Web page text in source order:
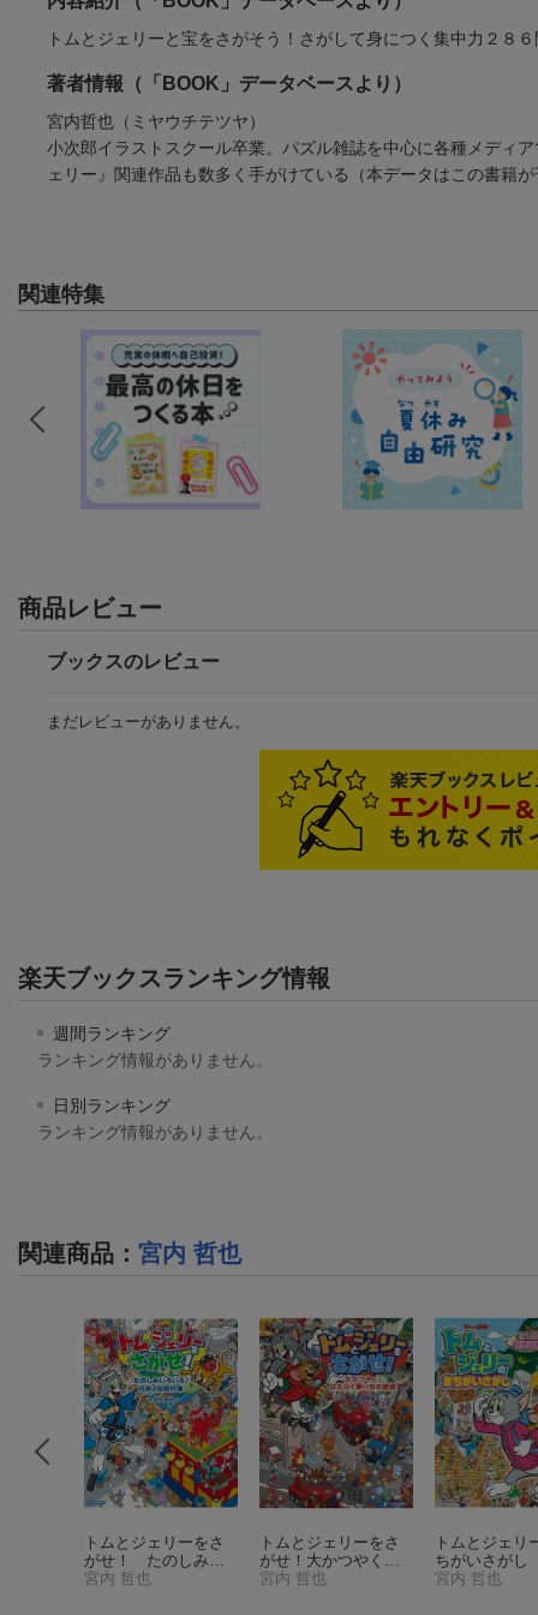
トムとジェリーと宝をさがそう！さがして身につく集中力２８
著者情報（「BOOK」データベースより）
宮内哲也（ミヤウチテツヤ）
小次郎イラストスクール卒業。パズル雑誌を中心に各種メディ
ェリー』関連作品も数多く手がけている（本データはこの書籍
関連特集
商品レビュー
ブックスのレビュー
まだレビューがありません。
楽天ブックスランキング情報
週間ランキング
ランキング情報がありません。
日別ランキング
ランキング情報がありません。
関連商品 ： 宮内 哲也
トムとジェリーをさ
がせ！ たのしみい
ろいろ！ 日本の伝
宮内 哲也
トムとジェリーをさ
がせ！大かつやく！
はたらく乗りもの図
宮内 哲也
トムとジェリ
ちがいさが
っぱつ！世界
宮内 哲也